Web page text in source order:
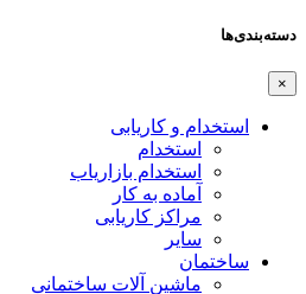
دسته‌بندی‌ها
×
استخدام و کاریابی
استخدام
استخدام بازاریاب
آماده به کار
مراکز کاریابی
سایر
ساختمان
ماشین آلات ساختمانی